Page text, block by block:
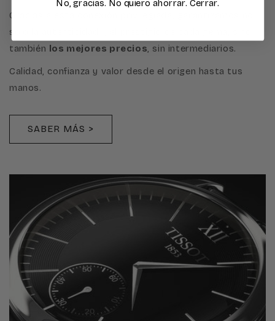
Gracias a esta conexión privilegiada, garantizamos no
solo la autenticidad y el prestigio de cada gema, sino
también los mejores precios, sin intermediarios.
Calidad, confianza y valor desde el origen hasta tus
manos.
SABER MÁS >
No, gracias. No quiero ahorrar. Cerrar.